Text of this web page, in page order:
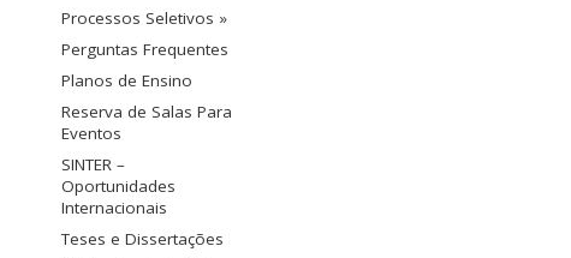
Processos Seletivos »
Perguntas Frequentes
Planos de Ensino
Reserva de Salas Para
Eventos
SINTER –
Oportunidades
Internacionais
Teses e Dissertações